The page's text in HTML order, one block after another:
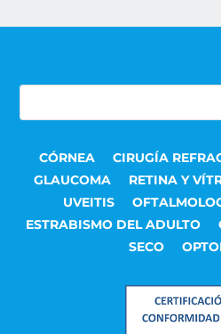
CÓRNEA CIRUGÍA
GLAUCOMA
RETINA Y
UVEITIS
ESTRABISMO DEL ADULTO
SECO